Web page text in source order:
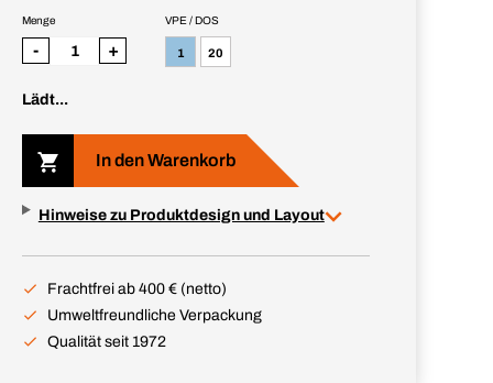
VPE / DOS
1 20
Menge
- +
Lädt...
In den Warenkorb
Hinweise zu Produktdesign und Layout
Frachtfrei ab 400 € (netto)
Umweltfreundliche Verpackung
Qualität seit 1972